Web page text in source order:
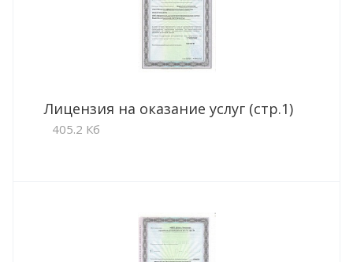
Лицензия на оказание услуг (стр.1)
405.2 Кб